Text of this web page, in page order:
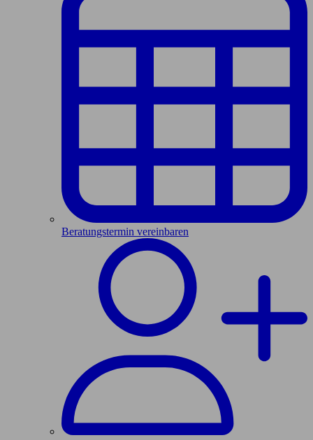
Beratungstermin vereinbaren